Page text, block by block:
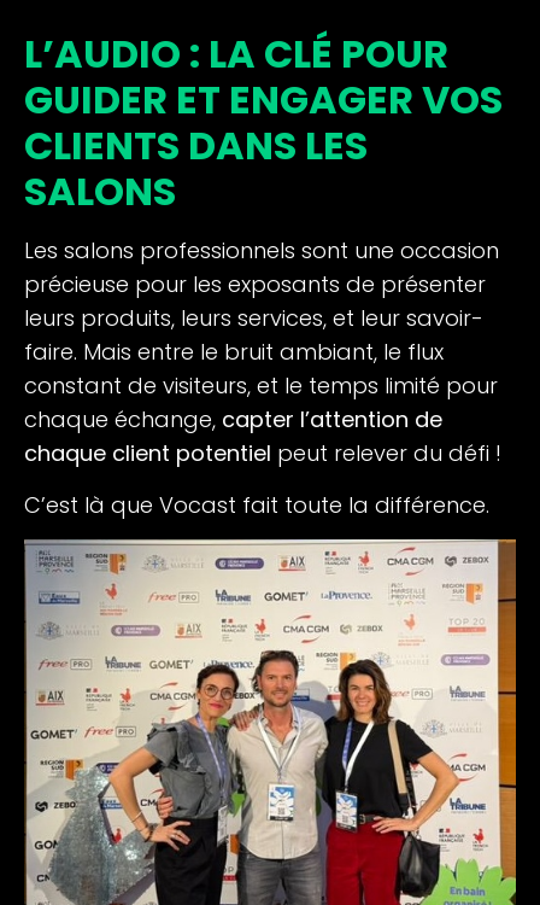
L’AUDIO : LA CLÉ POUR
GUIDER ET ENGAGER VOS
CLIENTS DANS LES
SALONS
Les salons professionnels sont une occasion
précieuse pour les exposants de présenter
leurs produits, leurs services, et leur savoir-
faire. Mais entre le bruit ambiant, le flux
constant de visiteurs, et le temps limité pour
chaque échange, capter l’attention de
chaque client potentiel peut relever du défi !
C’est là que Vocast fait toute la différence.